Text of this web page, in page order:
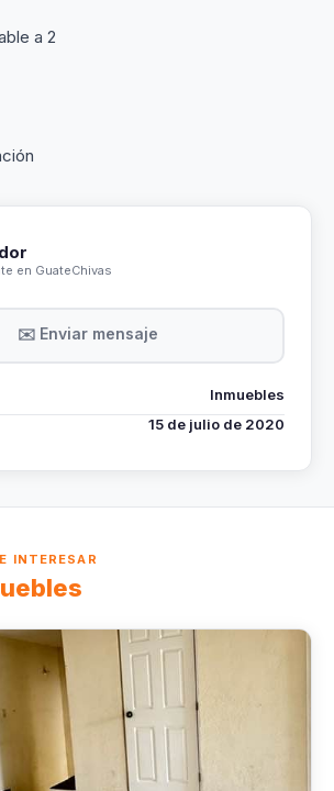
a 2
en GuateChivas
✉️ Enviar mensaje
Inmuebles
15 de julio de 2020
INTERESAR